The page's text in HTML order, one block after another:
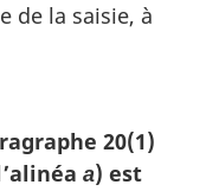
de la saisie, à
20(1)
a) est